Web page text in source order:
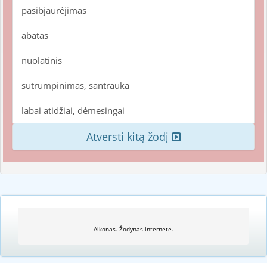
pasibjaurėjimas
abatas
nuolatinis
sutrumpinimas, santrauka
labai atidžiai, dėmesingai
Atversti kitą žodį
Alkonas. Žodynas internete.